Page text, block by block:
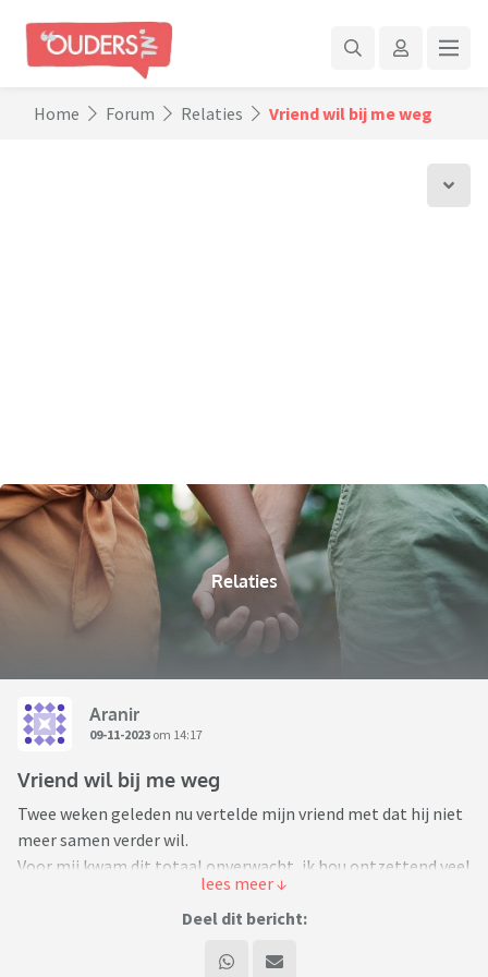
Home Forum Relaties Vriend wil bij me weg
Relaties
Aranir
09-11-2023 om 14:17
Vriend wil bij me weg
Twee weken geleden nu vertelde mijn vriend met dat hij niet
meer samen verder wil.
Voor mij kwam dit totaal onverwacht, ik hou ontzettend veel
van hem en dacht dat we het nog steeds leuk hadden samen.
Ik heb me altijd voorgesteld dat we samen oud zouden
tijd maken voor elkaar, en ik stond op het punt te regelen
Deel dit bericht: